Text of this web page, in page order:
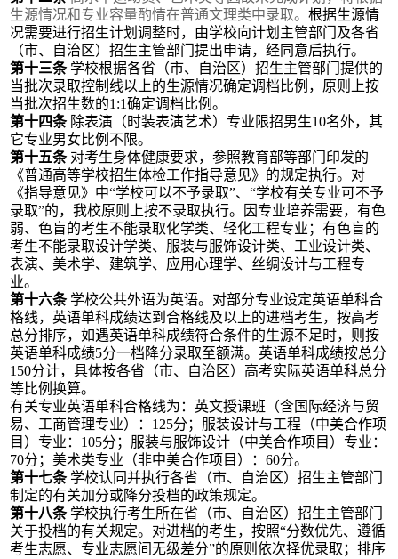
生源情况和专业容量酌情在普通文理类中录取。根据生源情
况需要进行招生计划调整时，由学校向计划主管部门及各省
（市、自治区）招生主管部门提出申请，经同意后执行。
第十三条 学校根据各省（市、自治区）招生主管部门提供的
当批次录取控制线以上的生源情况确定调档比例， 原则 上按
当批次招生数的1:1确定调档比例。
第十四条 除表演（时装表演艺术）专业限招男生10名外，其
它专业男女比例不限。
第十五条 对考生身体健康要求，参照教育部等部门印发的
《普通高等学校招生体检工作指导意见》的规定执行。 对
《指导意见》中“学校可以不予录取”、“学校有关专业可不予
录取”的，我校原则上按不录取执行。因专业培养需要，有色
弱、色盲的考生不能录取化学类、轻化工程专业 ；有色盲的
考生不能录取设计学类、 服装与服饰设计类、工业设计类、
表演、美术学、 建筑学、应用心理学、丝绸设计与工程专
业。
第十六条 学校公共外语为英语。对部分专业设定英语单科合
格线，英语单科成绩达到合格线及以上的进档考生，按高考
总分排序，如遇英语单科成绩符合条件的生源不足时，则按
英语单科成绩5分一档降分录取至额满。英语单科成绩按总分
150分计，具体按各省（市、自治区）高考实际英语单科总分
等比例换算。
有关专业英语单科合格线为：英文授课班（含国际经济与贸
易、工商管理专业）： 125分；服装设计与工程（中美合作项
目）专业：105分；服装与服饰设计（中美合作项目）专业：
70分；美术类专业（非中美合作项目）：60分。
第十七条 学校认同并执行各省（市、自治区）招生主管部门
制定的有关加分或降分投档的政策规定。
第十八条 学校执行考生所在省（市、自治区）招生主管部门
关于投档的有关规定。对进档的考生，按照“分数优先、遵循
考生志愿、专业志愿间无级差分”的原则依次择优录取 ；排序